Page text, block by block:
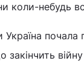
коли-небудь
почала